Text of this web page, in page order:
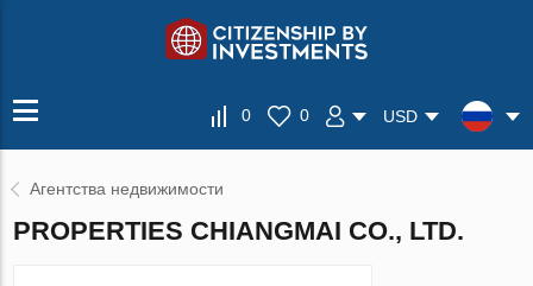
0 0 USD
Агентства недвижимости
PROPERTIES CHIANGMAI CO., LTD.